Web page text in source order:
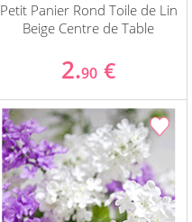
Petit Panier Rond Toile de Lin
Beige Centre de Table
2.90 €